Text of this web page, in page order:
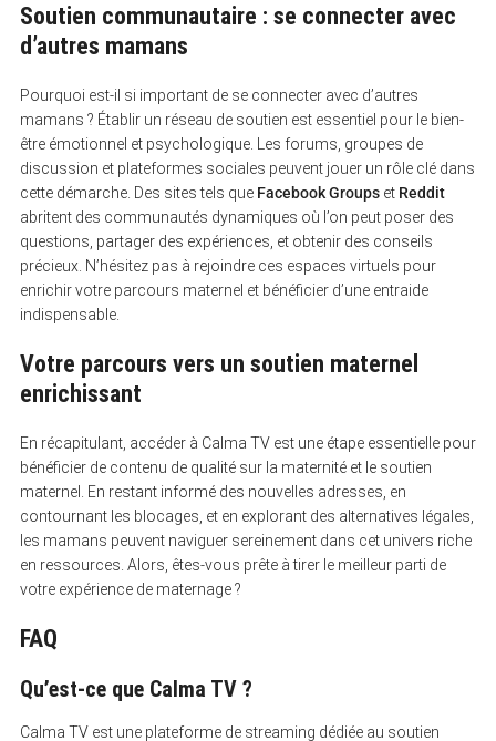
Soutien communautaire : se connecter avec
d’autres mamans
Pourquoi est-il si important de se connecter avec d’autres
mamans ? Établir un réseau de soutien est essentiel pour le bien-
être émotionnel et psychologique. Les forums, groupes de
discussion et plateformes sociales peuvent jouer un rôle clé dans
cette démarche. Des sites tels que Facebook Groupset Reddit
abritent des communautés dynamiques où l’on peut poser des
questions, partager des expériences, et obtenir des conseils
précieux. N’hésitez pas à rejoindre ces espaces virtuels pour
enrichir votre parcours maternel et bénéficier d’une entraide
indispensable.
Votre parcours vers un soutien maternel
enrichissant
En récapitulant, accéder à Calma TV est une étape essentielle pour
bénéficier de contenu de qualité sur la maternité et le soutien
maternel. En restant informé des nouvelles adresses, en
contournant les blocages, et en explorant des alternatives légales,
les mamans peuvent naviguer sereinement dans cet univers riche
en ressources. Alors, êtes-vous prête à tirer le meilleur parti de
votre expérience de maternage ?
FAQ
Qu’est-ce que Calma TV ?
Calma TV est une plateforme de streaming dédiée au soutien